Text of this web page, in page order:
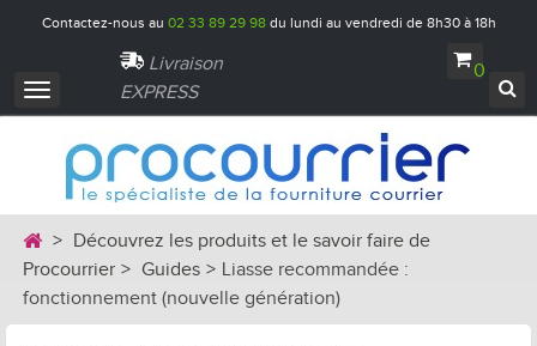
Contactez-nous au 02 33 89 29 98 du lundi au vendredi de 8h30 à 18h
Livraison
EXPRESS
0
Navigation
bascule
> Découvrez les produits et le savoir faire de
Procourrier > Guides > Liasse recommandée :
fonctionnement (nouvelle génération)